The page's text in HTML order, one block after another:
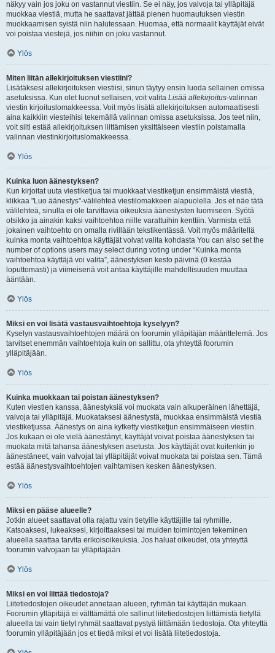
näkyy vain jos joku on vastannut viestiin. Se ei näy, jos valvoja tai ylläpitäjä
muokkaa viestiä, mutta he saattavat jättää pienen huomautuksen viestin
muokkaamisen syistä niin halutessaan. Huomaa, että normaalit käyttäjät eivät
voi poistaa viestejä, jos niihin on joku vastannut.
Ylös
Miten liitän allekirjoituksen viestiini?
Lisätäksesi allekirjoituksen viestiisi, sinun täytyy ensin luoda sellainen omissa
asetuksissa. Kun olet luonut sellaisen, voit valita Lisää allekirjoitus-valinnan
viestin kirjoituslomakkeessa. Voit myös lisätä allekirjoituksen automaattisesti
aina kaikkiin viesteihisi tekemällä valinnan omissa asetuksissa. Jos teet niin,
voit silti estää allekirjoituksen liittämisen yksittäiseen viestiin poistamalla
valinnan viestinkirjoituslomakkeessa.
Ylös
Kuinka luon äänestyksen?
Kun kirjoitat uuta viestiketjua tai muokkaat viestiketjun ensimmäistä viestiä,
klikkaa "Luo äänestys"-välilehteä viestilomakkeen alapuolella. Jos et näe tätä
välilehteä, sinulla ei ole tarvittavia oikeuksia äänestysten luomiseen. Syötä
otsikko ja ainakin kaksi vaihtoehtoa niille varattuihin kenttiin. Varmista että
jokainen vaihtoehto on omalla rivillään tekstikentässä. Voit myös määritellä
kuinka monta vaihtoehtoa käyttäjät voivat valita kohdasta You can also set the
number of options users may select during voting under “Kuinka monta
vaihtoehtoa käyttäjä voi valita”, äänestyksen kesto päivinä (0 kestää
loputtomasti) ja viimeisenä voit antaa käyttäjille mahdollisuuden muuttaa
ääntään.
Ylös
Miksi en voi lisätä vastausvaihtoehtoja kyselyyn?
Kyselyn vastausvaihtoehtojen määrä on foorumin ylläpitäjän määrittelemä. Jos
tarvitset enemmän vaihtoehtoja kuin on sallittu, ota yhteyttä foorumin
ylläpitäjään.
Ylös
Kuinka muokkaan tai poistan äänestyksen?
Kuten viestien kanssa, äänestyksiä voi muokata vain alkuperäinen lähettäjä,
valvoja tai ylläpitäjä. Muokataksesi äänestystä, muokkaa ensimmäistä viestiä
viestiketjussa. Äänestys on aina kytketty viestiketjun ensimmäiseen viestiin.
Jos kukaan ei ole vielä äänestänyt, käyttäjät voivat poistaa äänestyksen tai
muokata mitä tahansa äänestyksen asetusta. Jos käyttäjät ovat kuitenkin jo
äänestäneet, vain valvojat tai ylläpitäjät voivat muokata tai poistaa sen. Tämä
estää äänestysvaihtoehtojen vaihtamisen kesken äänestyksen.
Ylös
Miksi en pääse alueelle?
Jotkin alueet saattavat olla rajattu vain tietyille käyttäjille tai ryhmille.
Katsoaksesi, lukeaksesi, kirjoittaaksesi tai muiden toimintojen tekeminen
alueella saattaa tarvita erikoisoikeuksia. Jos haluat oikeudet, ota yhteyttä
foorumin valvojaan tai ylläpitäjään.
Ylös
Miksi en voi liittää tiedostoja?
Liitetiedostojen oikeudet annetaan alueen, ryhmän tai käyttäjän mukaan.
Foorumin ylläpitäjä ei välttämättä ole sallinut liitetiedostojen liittämistä tietyllä
alueella tai vain tietyt ryhmät saattavat pystyä liittämään tiedostoja. Ota yhteyttä
foorumin ylläpitäjään jos et tiedä miksi et voi lisätä liitetiedostoja.